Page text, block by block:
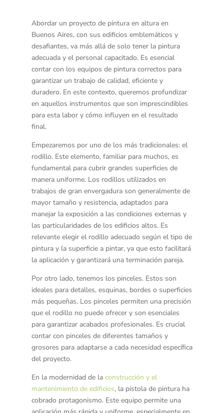
Abordar un proyecto de pintura en alturaen
Buenos Aires, con sus edificios emblemáticos y
desafiantes, va más allá de solo tener la pintura
adecuada y el personal capacitado. Es esencial
contar con los equipos de pintura correctos para
garantizar un trabajo de calidad, eficiente y
duradero. En este contexto, queremos profundizar
en aquellos instrumentos que son imprescindibles
para esta labor y cómo influyen en el resultado
final.
Empezaremos por uno de los más tradicionales: el
rodillo. Este elemento, familiar para muchos, es
fundamental para cubrir grandes superficies de
manera uniforme. Los rodillos utilizados en
trabajos de gran envergadura son generalmente de
mayor tamaño y resistencia, adaptados para
manejar la exposición a las condiciones externas y
las particularidades de los edificios altos. Es
relevante elegir el rodillo adecuado según el tipo de
pintura y la superficie a pintar, ya que esto facilitará
la aplicación y garantizará una terminación pareja.
Por otro lado, tenemos los pinceles. Estos son
ideales para detalles, esquinas, bordes o superficies
más pequeñas. Los pinceles permiten una precisión
que el rodillo no puede ofrecer y son esenciales
para garantizar acabados profesionales. Es crucial
contar con pinceles de diferentes tamaños y
grosores para adaptarse a cada necesidad específica
del proyecto.
En la modernidad de la construcción y el
mantenimiento de edificios, la pistola de pinturaha
cobrado protagonismo. Este equipo permite una